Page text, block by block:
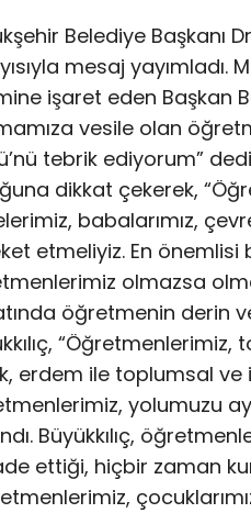
Belediye Başkanı
mesaj
işaret eden Başkan
vesile olan
tebrik ediyorum”
dikkat çekerek,
babalarımız,
etmeliyiz. En
olmazsa
öğretmenin derin
erdem ile toplumsal ve
yolumuzu
Büyükkılıç,
ettiği, hiçbir zaman